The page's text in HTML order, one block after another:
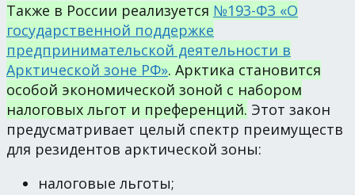
Также в России реализуется №193-ФЗ «О
государственной поддержке
предпринимательской деятельности в
Арктической зоне РФ». Арктика становится
особой экономической зоной с набором
налоговых льгот и преференций. Этот закон
предусматривает целый спектр преимуществ
для резидентов арктической зоны:
налоговые льготы;